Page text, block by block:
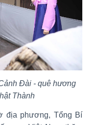
Đài - quê hương
Thành
địa phương, Tổng Bí